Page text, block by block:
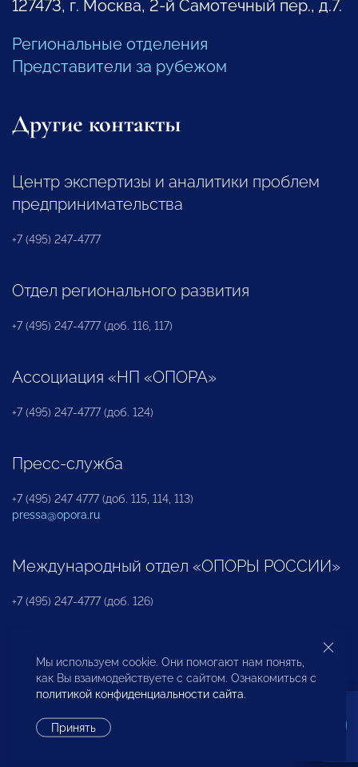
127473, г. Москва, 2-й Самотечный пер., д.7.
Региональные отделения
Представители за рубежом
Другие контакты
Центр экспертизы и аналитики проблем
предпринимательства
+7 (495) 247-4777
Отдел регионального развития
+7 (495) 247-4777 (доб. 116, 117)
Ассоциация «НП «ОПОРА»
+7 (495) 247-4777 (доб. 124)
Пресс-служба
+7 (495) 247 4777 (доб. 115, 114, 113)
pressa@opora.ru
Международный отдел «ОПОРЫ РОССИИ»
+7 (495) 247-4777 (доб. 126)
Бюро по защите прав предпринимателей и
инвесторов
Мы используем cookie. Они помогают нам понять,
как Вы взаимодействуете с сайтом. Ознакомиться с
политикой конфиденциальности сайта.
Принять